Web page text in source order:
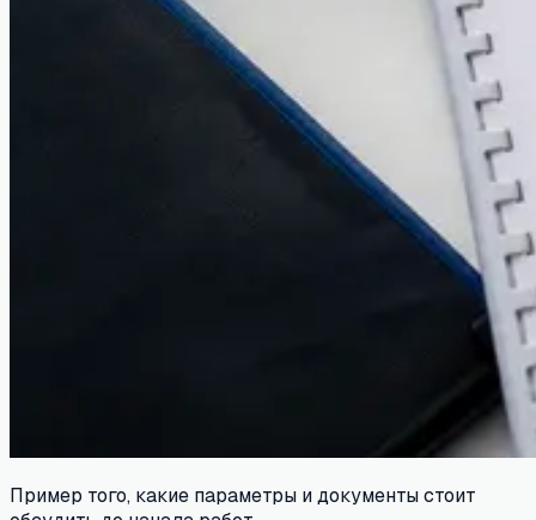
Пример того, какие параметры и документы стоит